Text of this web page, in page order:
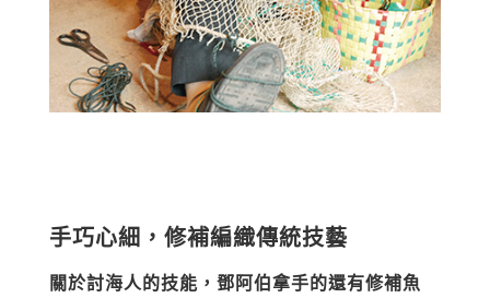
手巧心細，修補編織傳統技藝
關於討海人的技能，鄧阿伯拿手的還有修補魚